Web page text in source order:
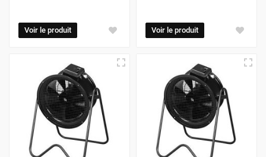
Voir le produit Voir le produit